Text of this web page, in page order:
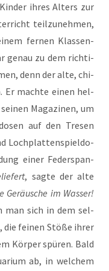
ihres Alters zur
teil­zu­neh­men,
fer­nen Klas­sen­
genau zu dem rich­ti­
denn der alte, chi­
Er mach­te einen hel­
Maga­zi­nen, um
auf den Tre­sen
Loch­plat­ten­spiel­do­
einer Feder­span­
, sag­te der alte
Geräu­sche im Was­ser!
man sich in dem sel­
die fei­nen Stö­ße ihrer
Kör­per spü­ren. Bald
ab, in wel­chem